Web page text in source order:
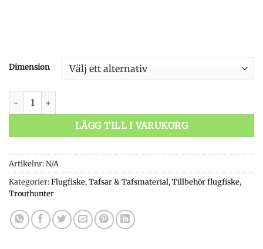
Dimension
Trouthunter Fluorocarbon Tippet mängd
LÄGG TILL I VARUKORG
Artikelnr:N/A
Kategorier:Flugfiske,Tafsar & Tafsmaterial,Tillbehör flugfiske,
Trouthunter